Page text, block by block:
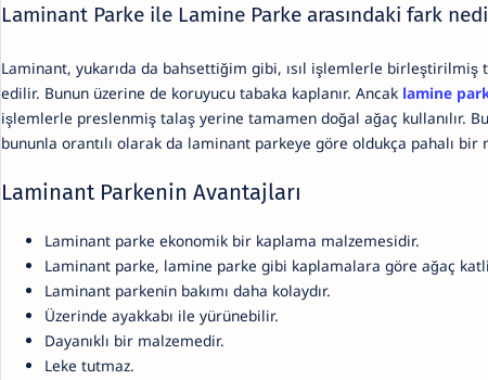
Laminant Parke ile Lamine Parke arasındaki fark
Laminant, yukarıda da bahsettiğim gibi, ısıl işlemlerle birleştirilmiş
edilir. Bunun üzerine de koruyucu tabaka kaplanır. Ancak lamine
işlemlerle preslenmiş talaş yerine tamamen doğal ağaç kullanılır.
bununla orantılı olarak da laminant parkeye göre oldukça pahalı bir
Laminant Parkenin Avantajları
Laminant parke ekonomik bir kaplama malzemesidir.
Laminant parke, lamine parke gibi kaplamalara göre ağaç
Laminant parkenin bakımı daha kolaydır.
Üzerinde ayakkabı ile yürünebilir.
Dayanıklı bir malzemedir.
Leke tutmaz.